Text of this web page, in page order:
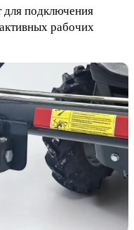
для подключения
рабочих